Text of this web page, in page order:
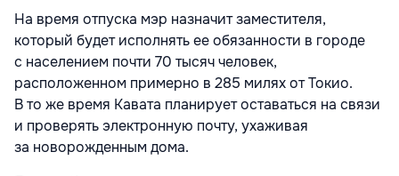
На время отпуска мэр назначит заместителя,
который будет исполнять ее обязанности в городе
с населением почти 70 тысяч человек,
расположенном примерно в 285 милях от Токио.
В то же время Кавата планирует оставаться на связи
и проверять электронную почту, ухаживая
за новорожденным дома.